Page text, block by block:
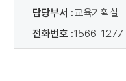
담당부서 :교육기획실
전화번호 :1566-1277